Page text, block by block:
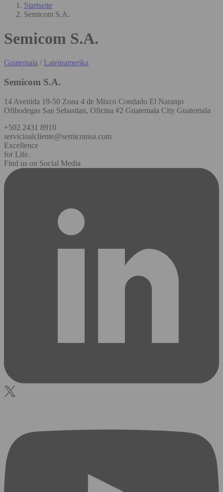
Startseite
Semicom S.A.
Semicom S.A.
Guatemala / Lateinamerika
Semicom S.A.
14 Avenida 19-50 Zona 4 de Mixco Condado El Naranjo
Ofibodegas San Sebastian, Oficina #2 Guatemala City Guatemala
+502 2431 8910
servicioalcliente@semicomsa.com
Excellence
for Life.
Find us on Social Media